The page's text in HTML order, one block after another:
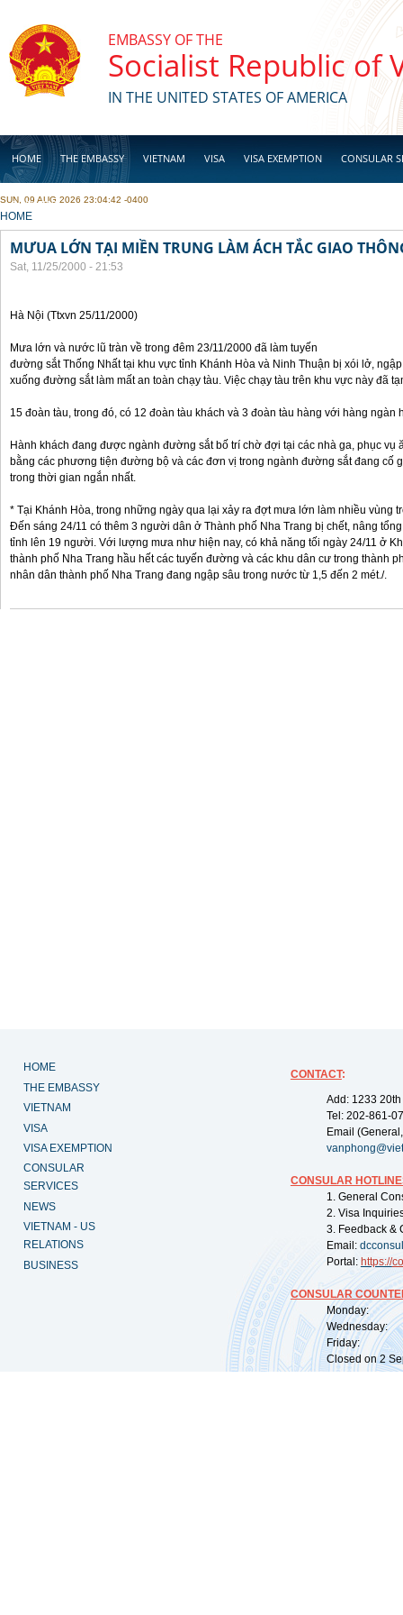
EMBASSY OF THE
Socialist Republic of
IN THE UNITED STATES OF AMERICA
HOME THE EMBASSY VIETNAM VISA VISA EXEMPTION CONSULAR
BUSINESS
SUN, 09 AUG 2026 23:04:42 -0400
YOU ARE HERE
HOME
MƯUA LỚN TẠI MIỀN TRUNG LÀM ÁCH TẮC GIAO
Sat, 11/25/2000 - 21:53
Hà Nội (Ttxvn 25/11/2000)
Mưa lớn và nước lũ tràn về trong đêm 23/11/2000 đã làm tuyến
đường sắt Thống Nhất tại khu vực tỉnh Khánh Hòa và Ninh Thuận bị xói lở,
xuống đường sắt làm mất an toàn chạy tàu. Việc chạy tàu trên khu vực này đã
15 đoàn tàu, trong đó, có 12 đoàn tàu khách và 3 đoàn tàu hàng với hàng
Hành khách đang được ngành đường sắt bố trí chờ đợi tại các nhà ga, phục vụ
bằng các phương tiện đường bộ và các đơn vị trong ngành đường sắt đang cố
trong thời gian ngắn nhất.
* Tại Khánh Hòa, trong những ngày qua lại xảy ra đợt mưa lớn làm nhiều vùng
Đến sáng 24/11 có thêm 3 người dân ở Thành phố Nha Trang bị chết, nâng
tỉnh lên 19 người. Với lượng mưa như hiện nay, có khả năng tối ngày 24/11 ở
thành phố Nha Trang hầu hết các tuyến đường và các khu dân cư trong thành
nhân dân thành phố Nha Trang đang ngập sâu trong nước từ 1,5 đến 2 mét./.
HOME
THE EMBASSY
VIETNAM
VISA
VISA EXEMPTION
CONSULAR
SERVICES
NEWS
VIETNAM - US
RELATIONS
BUSINESS
CONTACT:
Add: 1233
Tel: 202-861-
Email
CONSULAR
1. General
2. Visa
3. Feedback &
Email:
Portal: https://
CONSULAR
Monday:
Wednesday:
Friday:
Closed on 2